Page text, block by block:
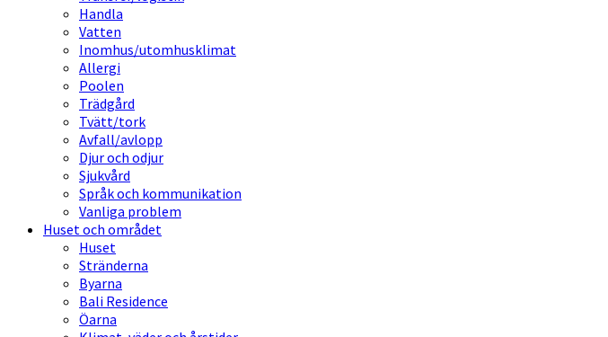
Handla
Vatten
Inomhus/utomhusklimat
Allergi
Poolen
Trädgård
Tvätt/tork
Avfall/avlopp
Djur och odjur
Sjukvård
Språk och kommunikation
Vanliga problem
Huset och området
Huset
Stränderna
Byarna
Bali Residence
Öarna